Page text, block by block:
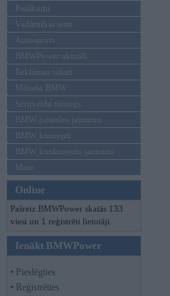
Pasākumi
Vadāmības tests
Autosports
BMWPower aktuāli
Reklāmas raksti
Mēneša BMW
Sērijveida tūnings
BMW pasaules jaunumi
BMW koncepti
BMW konkurentu jaunumi
Moto
Online
Pašreiz BMWPower skatās 133
viesi un 1 reģistrēti lietotāji.
Ienākt BMWPower
• Pieslēgties
• Reģistrēties